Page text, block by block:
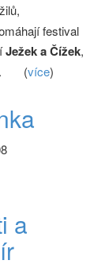
festival
Ježek a Čížek,
(více)
a